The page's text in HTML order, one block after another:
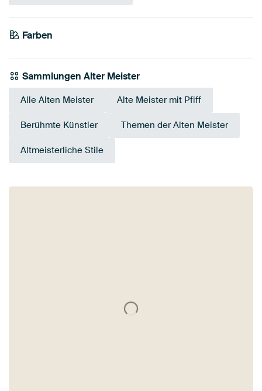
Farben
Taupe
Early Dew
Sammlungen Alter Meister
Alle Alten Meister Alte Meister mit Pfiff
Berühmte Künstler Themen der Alten Meister
Altmeisterliche Stile